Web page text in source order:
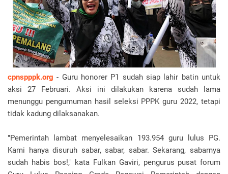
cpnspppk.org - Guru honorer P1 sudah siap lahir batin untuk
aksi 27 Februari. Aksi ini dilakukan karena sudah lama
menunggu pengumuman hasil seleksi PPPK guru 2022, tetapi
tidak kadung dilaksanakan.
"Pemerintah lambat menyelesaikan 193.954 guru lulus PG.
Kami hanya disuruh sabar, sabar, sabar. Sekarang, sabarnya
sudah habis bos!," kata Fulkan Gaviri, pengurus pusat forum